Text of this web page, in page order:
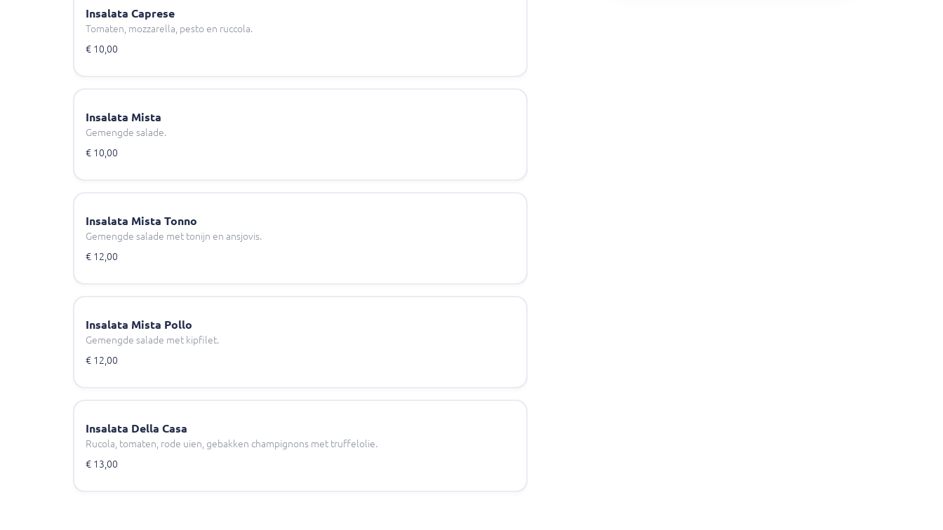
Insalata Caprese
Tomaten, mozzarella, pesto en ruccola.
€ 10,00
Insalata Mista
Gemengde salade.
€ 10,00
Insalata Mista Tonno
Gemengde salade met tonijn en ansjovis.
€ 12,00
Insalata Mista Pollo
Gemengde salade met kipfilet.
€ 12,00
Insalata Della Casa
Rucola, tomaten, rode uien, gebakken champignons met truffelolie.
€ 13,00